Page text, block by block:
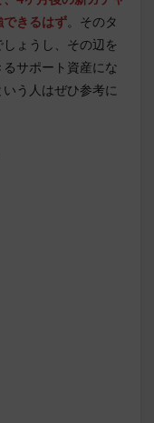
できるはず。そのタ
ょうし、その辺を
サポート資産にな
う人はぜひ参考に